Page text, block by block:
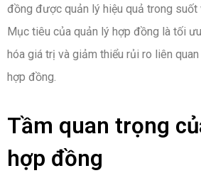
đồng được quản lý hiệu quả trong suốt
Mục tiêu của quản lý hợp đồng là tối
hóa giá trị và giảm thiểu rủi ro liên
hợp đồng.
Tầm quan trọng
hợp đồng